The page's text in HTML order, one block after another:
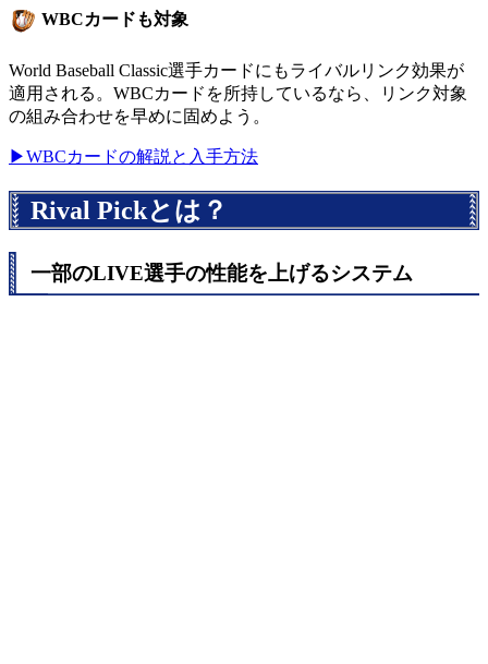
WBCカードも対象
World Baseball Classic選手カードにもライバルリンク効果が
適用される。WBCカードを所持しているなら、リンク対象
の組み合わせを早めに固めよう。
▶WBCカードの解説と入手方法
Rival Pickとは？
一部のLIVE選手の性能を上げるシステム